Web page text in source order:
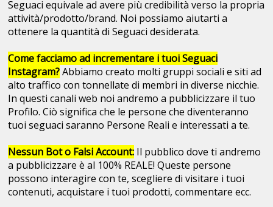
Seguaci equivale ad avere più credibilità verso la propria
attività/prodotto/brand. Noi possiamo aiutarti a
ottenere la quantità di Seguaci desiderata.
Come facciamo ad incrementare i tuoi Seguaci
Instagram?Abbiamo creato molti gruppi sociali e siti ad
alto traffico con tonnellate di membri in diverse nicchie.
In questi canali web noi andremo a pubblicizzare il tuo
Profilo. Ciò significa che le persone che diventeranno
tuoi seguaci saranno Persone Reali e interessati a te.
Nessun Bot o Falsi Account: Il pubblico dove ti andremo
a pubblicizzare è al 100% REALE! Queste persone
possono interagire con te, scegliere di visitare i tuoi
contenuti, acquistare i tuoi prodotti, commentare ecc.